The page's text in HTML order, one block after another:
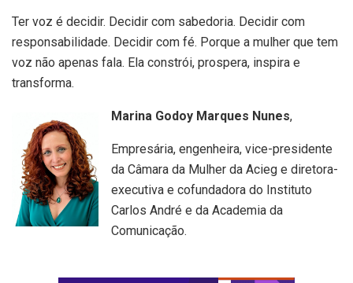
Ter voz é decidir. Decidir com sabedoria. Decidir com
responsabilidade. Decidir com fé. Porque a mulher que tem
voz não apenas fala. Ela constrói, prospera, inspira e
transforma.
Marina Godoy Marques Nunes,
Empresária, engenheira, vice-presidente
da Câmara da Mulher da Acieg e diretora-
executiva e cofundadora do Instituto
Carlos André e da Academia da
Comunicação.